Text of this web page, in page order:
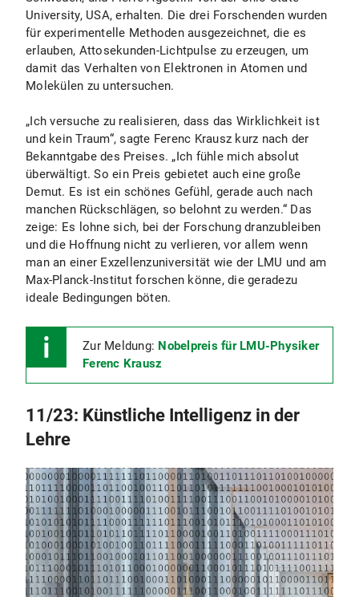
University, USA, erhalten. Die drei Forschenden wurden
für experimentelle Methoden ausgezeichnet, die es
erlauben, Attosekunden-Lichtpulse zu erzeugen, um
damit das Verhalten von Elektronen in Atomen und
Molekülen zu untersuchen.
„Ich versuche zu realisieren, dass das Wirklichkeit ist
und kein Traum“, sagte Ferenc Krausz kurz nach der
Bekanntgabe des Preises. „Ich fühle mich absolut
überwältigt. So ein Preis gebietet auch eine große
Demut. Es ist ein schönes Gefühl, gerade auch nach
manchen Rückschlägen, so belohnt zu werden.“ Das
zeige: Es lohne sich, bei der Forschung dranzubleiben
und die Hoffnung nicht zu verlieren, vor allem wenn
man an einer Exzellenzuniversität wie der LMU und am
Max-Planck-Institut forschen könne, die geradezu
ideale Bedingungen böten.
Zur Meldung: Nobelpreis für LMU-Physiker
Ferenc Krausz
11/23: Künstliche Intelligenz in der
Lehre